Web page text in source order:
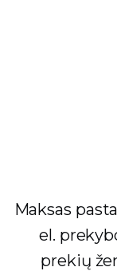
Maksas
el.
prekių